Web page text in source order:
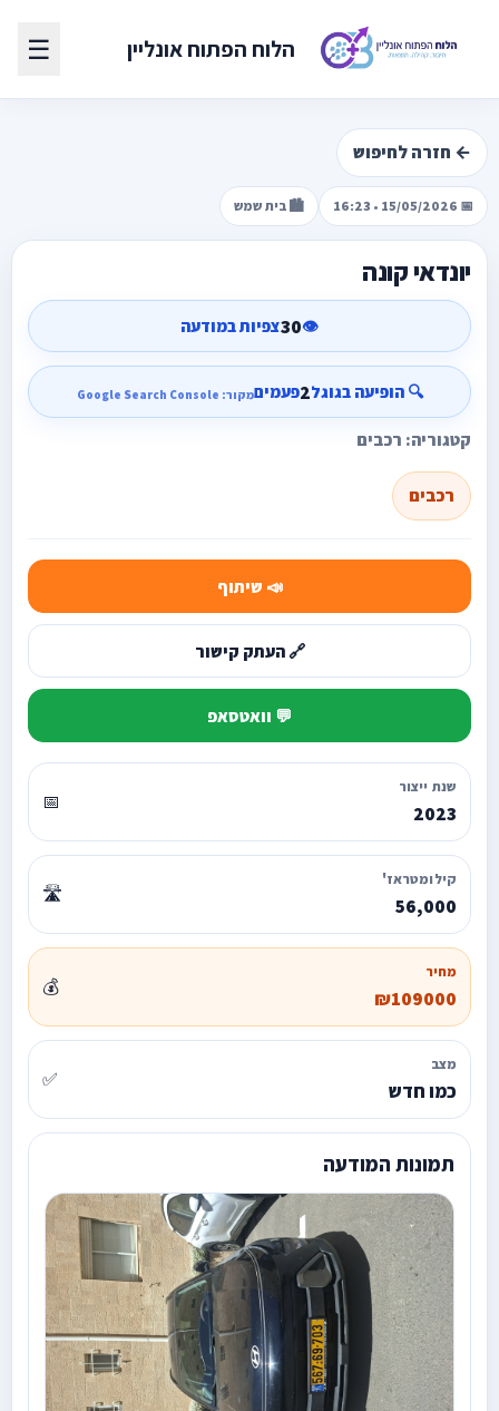
הלוח הפתוח אונליין ☰
← חזרה לחיפוש
📅 15/05/2026 • 16:23 🏙️ בית שמש
יונדאי קונה
👁️
30צפיות במודעה
🔍 הופיעה בגוגל2פעמיםמקור: Google Search Console
קטגוריה: רכבים
רכבים
📣 שיתוף
🔗 העתק קישור
💬 וואטסאפ
שנת ייצור
2023
📅
קילומטראז'
56,000
🛣️
מחיר
₪109000
💰
מצב
כמו חדש ✅
תמונות המודעה